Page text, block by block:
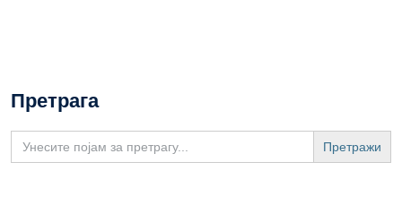
Претрага
Search
for: